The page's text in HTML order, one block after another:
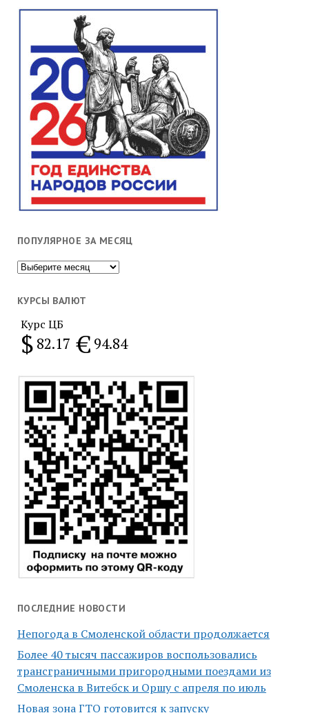
ПОПУЛЯРНОЕ ЗА МЕСЯЦ
Популярное
месяц
КУРСЫ ВАЛЮТ
Курс ЦБ
$ 82.17 € 94.84
ПОСЛЕДНИЕ НОВОСТИ
Непогода в Смоленской области продолжается
Более 40 тысяч пассажиров воспользовались
трансграничными пригородными поездами из
Смоленска в Витебск и Оршу с апреля по июль
Новая зона ГТО готовится к запуску